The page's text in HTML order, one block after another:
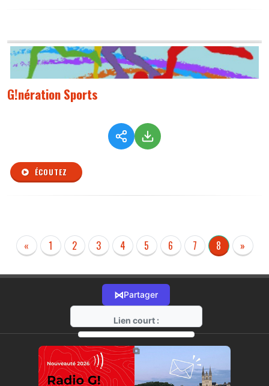
G!nération Sports
ÉCOUTEZ
« 1 2 3 4 5 6 7 8 »
⋈Partager
Lien court :
https://radio-g.fr?r92
⧉